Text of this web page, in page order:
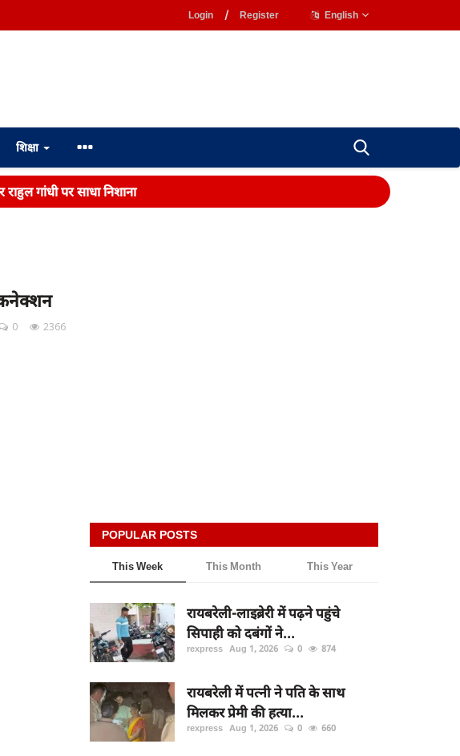
Login / Register English
शिक्षा
गांधी पर साधा निशाना
कनेक्शन
2366
0
POPULAR POSTS
This Week This Month This Year
रायबरेली-लाइब्रेरी में पढ़ने पहुंचे
सिपाही को दबंगों ने...
rexpress Aug 1, 2026 0 874
रायबरेली में पत्नी ने पति के साथ
मिलकर प्रेमी की हत्या...
rexpress Aug 1, 2026 0 660